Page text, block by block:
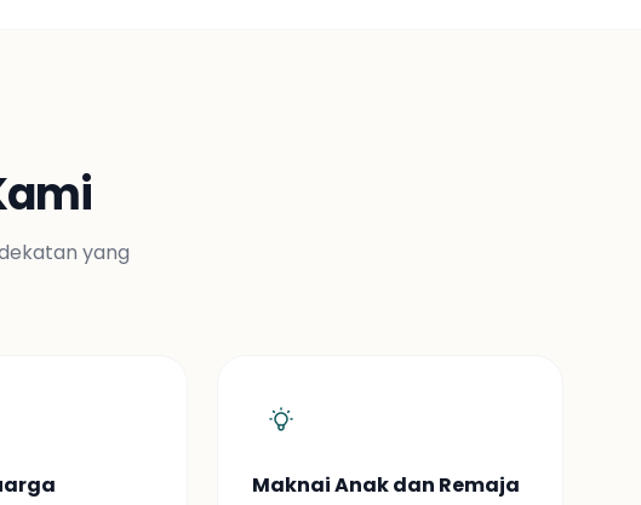
yang
Maknai Anak dan Remaja